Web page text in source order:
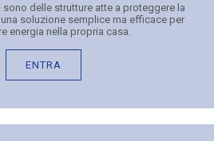
sono delle strutture atte a proteggere la
soluzione semplice ma efficace per
energia nella propria casa.
ENTRA